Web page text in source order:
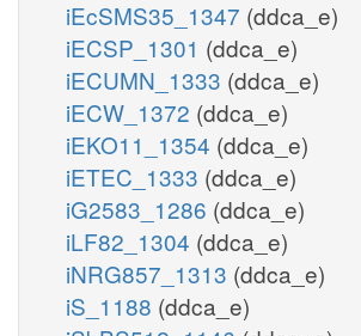
iEcSMS35_1347 (ddca_e)
iECSP_1301 (ddca_e)
iECUMN_1333 (ddca_e)
iECW_1372 (ddca_e)
iEKO11_1354 (ddca_e)
iETEC_1333 (ddca_e)
iG2583_1286 (ddca_e)
iLF82_1304 (ddca_e)
iNRG857_1313 (ddca_e)
iS_1188 (ddca_e)